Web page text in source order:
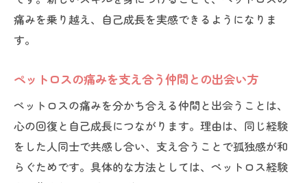
痛みを乗り越え、自己成長を実感できるようになりま
す。
ペットロスの痛みを支え合う仲間との出会い方
ペットロスの痛みを分かち合える仲間と出会うことは、
心の回復と自己成長につながります。理由は、同じ経験
をした人同士で共感し合い、支え合うことで孤独感が和
らぐためです。具体的な方法としては、ペットロス経験